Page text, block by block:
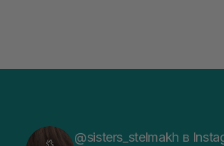
@sisters_stelmakh в